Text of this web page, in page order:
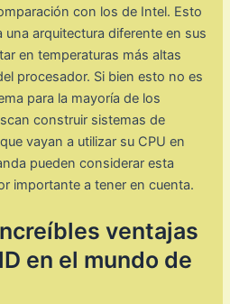
con los de Intel. Esto
una arquitectura diferente en sus
en temperaturas más altas
procesador. Si bien esto no es
para la mayoría de los
construir sistemas de
vayan a utilizar su CPU en
pueden considerar esta
importante a tener en cuenta.
ventajas
en el mundo de